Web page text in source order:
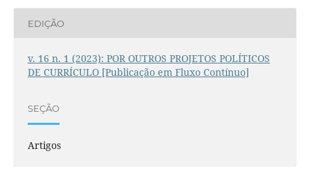
EDIÇÃO
v. 16 n. 1 (2023): POR OUTROS PROJETOS POLÍTICOS
DE CURRÍCULO [Publicação em Fluxo Contínuo]
SEÇÃO
Artigos